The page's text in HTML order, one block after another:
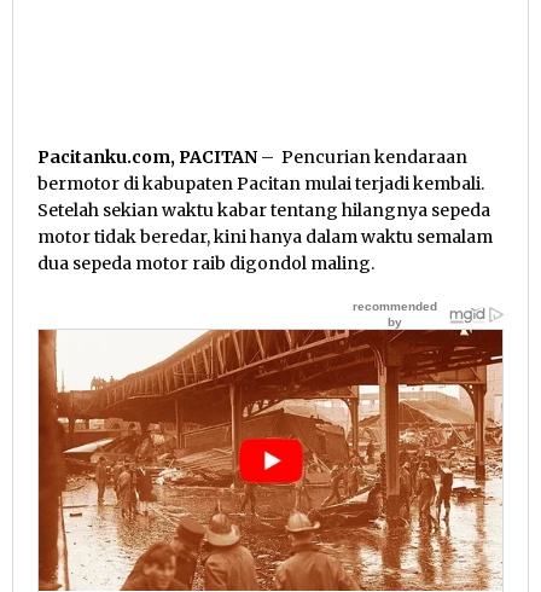
Pacitanku.com, PACITAN – Pencurian kendaraan
bermotor di kabupaten Pacitan mulai terjadi kembali.
Setelah sekian waktu kabar tentang hilangnya sepeda
motor tidak beredar, kini hanya dalam waktu semalam
dua sepeda motor raib digondol maling.